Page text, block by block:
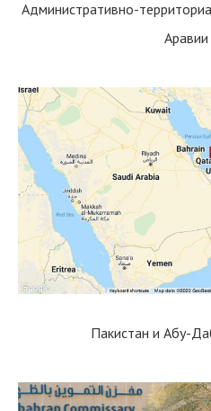
Административно-
Аравии
Пакистан и Абу-